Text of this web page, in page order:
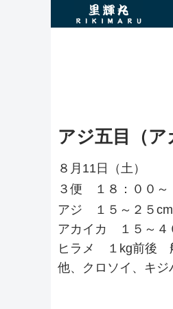
アジ五目（ア
８月11日（土）
３便 １８：００～
アジ １５～２５
アカイカ １５～４
ヒラメ １kg前後
他、クロソイ、キジ